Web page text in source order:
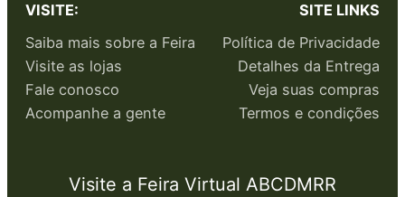
VISITE:
Saiba mais sobre a Feira
Visite as lojas
Fale conosco
Acompanhe a gente
SITE LINKS
Política de Privacidade
Detalhes da Entrega
Veja suas compras
Termos e condições
Visite a Feira Virtual ABCDMRR